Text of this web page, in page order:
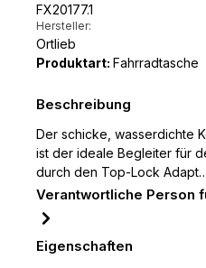
FX20177.1
Hersteller:
Ortlieb
Produktart: Fahrradtasche
Beschreibung
Der schicke, wasserdichte
ist der ideale Begleiter für
durch den Top-Lock
Verantwortliche Person
Eigenschaften